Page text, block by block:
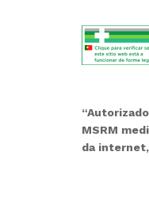
MSRM
da